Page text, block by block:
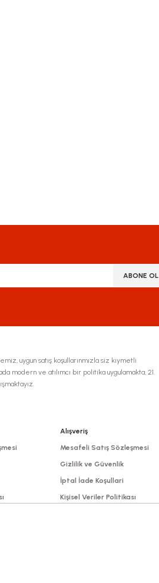
Bu ürüne ilk yorumu siz yapın!
ABONE OL
uygun satış koşullarınmızla siz kıymetli
ve atılımcı bir politika uygulamakta, 21.
Alışveriş
Mesafeli Satış Sözleşmesi
Gizlilik ve Güvenlik
İptal İade Koşullari
Kişisel Veriler Politikası